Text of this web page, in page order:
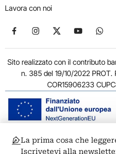
Lavora con noi
Seguici su Facebook
Seguici su Instagram
Seguici su X
Seguici su
Sito realizzato con il contributo
n. 385 del 19/10/2022 PROT.
COR15906233
© 2011-2026 ARTRIBUNE srl –
La prima cosa che
Iscrivetevi alla